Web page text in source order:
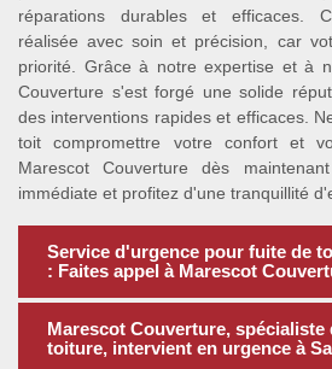
réparations durables et efficaces.
réalisée avec soin et précision, car
priorité. Grâce à notre expertise et à
Couverture s'est forgé une solide
des interventions rapides et efficaces.
toit compromettre votre confort et
Marescot Couverture dès
immédiate et profitez d'une tranquillité
Service d'urgence pour fuite de
: Faites appel à Marescot
Marescot Couverture, spécialiste
toiture, intervient en urgence à